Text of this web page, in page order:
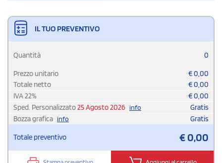
IL TUO PREVENTIVO
Quantità 0
Prezzo unitario €0,00
Totale netto
€0,00
IVA22% €0,00
Sped. Personalizzato25 Agosto 2026 info
Gratis
Bozza grafica info Gratis
Totale preventivo €0,00